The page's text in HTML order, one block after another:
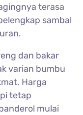
terasa
sambal
dan bakar
varian bumbu
Harga
tetap
mulai